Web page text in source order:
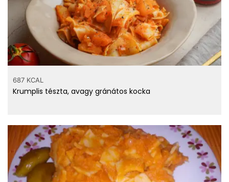
687 KCAL
Krumplis tészta, avagy gránátos kocka